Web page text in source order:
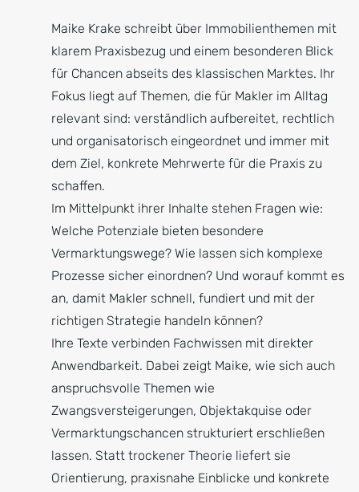
Maike Krake schreibt über Immobilienthemen mit
klarem Praxisbezug und einem besonderen Blick
für Chancen abseits des klassischen Marktes. Ihr
Fokus liegt auf Themen, die für Makler im Alltag
relevant sind: verständlich aufbereitet, rechtlich
und organisatorisch eingeordnet und immer mit
dem Ziel, konkrete Mehrwerte für die Praxis zu
schaffen.
Im Mittelpunkt ihrer Inhalte stehen Fragen wie:
Welche Potenziale bieten besondere
Vermarktungswege? Wie lassen sich komplexe
Prozesse sicher einordnen? Und worauf kommt es
an, damit Makler schnell, fundiert und mit der
richtigen Strategie handeln können?
Ihre Texte verbinden Fachwissen mit direkter
Anwendbarkeit. Dabei zeigt Maike, wie sich auch
anspruchsvolle Themen wie
Zwangsversteigerungen, Objektakquise oder
Vermarktungschancen strukturiert erschließen
lassen. Statt trockener Theorie liefert sie
Orientierung, praxisnahe Einblicke und konkrete